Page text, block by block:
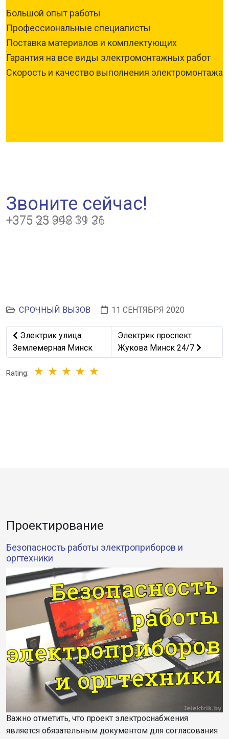
Большой опыт работы
Профессиональные специалисты
Поставка материалов и комплектующих
Гарантия на все виды электромонтажных работ
Скорость и качество выполнения электромонтажа
Звоните сейчас!
+375 33 342 31 21
+375 25 998 19 36
СРОЧНЫЙ ВЫЗОВ 11 СЕНТЯБРЯ 2020
Предыдущий: Электрик улица Землемерная Минск
Электрик улица
Землемерная Минск
Следующий: Электрик
Электрик проспект
Жукова Минск 24/7
Rating:
Проектирование
Безопасность работы электроприборов и
оргтехники
Важно отметить, что проект электроснабжения
является обязательным документом для согласования